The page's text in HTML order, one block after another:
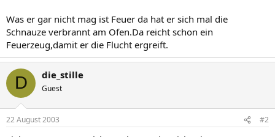
Was er gar nicht mag ist Feuer da hat er sich mal die
Schnauze verbrannt am Ofen.Da reicht schon ein
Feuerzeug,damit er die Flucht ergreift.
D die_stille
Guest
22 August 2003 #2